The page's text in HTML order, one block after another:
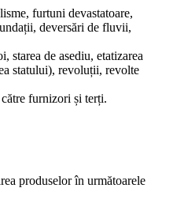
furtuni devastatoare,
deversări de fluvii,
starea de asediu, etatizarea
statului), revoluții, revolte
furnizori și terți.
produselor în următoarele